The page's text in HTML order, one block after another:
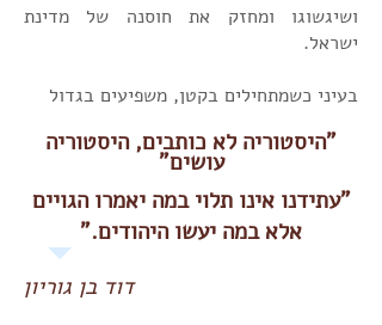
ושיגשוגו ומחזק את חוסנה של מדינת
ישראל.
בעיני כשמתחילים בקטן, משפיעים בגדול
"היסטוריה לא כותבים, היסטוריה
עושים"
"עתידנו אינו תלוי במה יאמרו הגויים
אלא במה יעשו היהודים."
דוד בן גוריון